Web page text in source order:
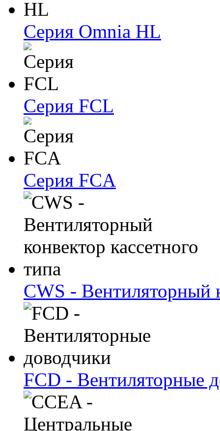
Серия Omnia HL
Серия FCL
Серия FCA
CWS - Вентиляторный
FCD - Вентиляторные